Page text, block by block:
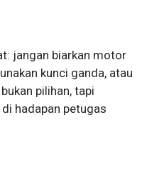
jangan biarkan motor
kunci ganda, atau
pilihan, tapi
hadapan petugas